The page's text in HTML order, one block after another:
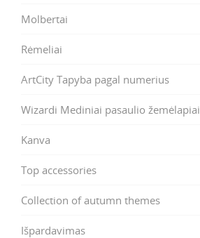
Molbertai
Rėmeliai
ArtCity Tapyba pagal numerius
Wizardi Mediniai pasaulio žemėlapiai
Kanva
Top accessories
Collection of autumn themes
Išpardavimas